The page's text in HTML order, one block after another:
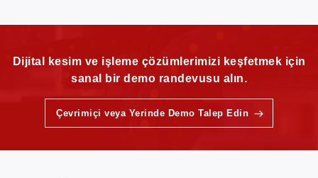
Dijital kesim ve işleme çözümlerimizi keşfetmek için
sanal bir demo randevusu alın.
Çevrimiçi veya Yerinde Demo Talep Edin